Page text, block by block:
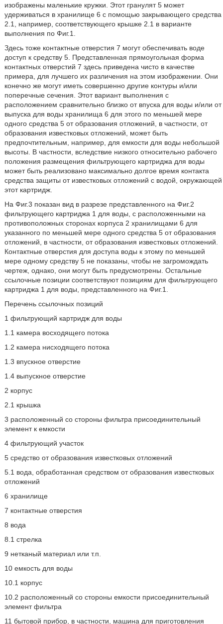
изображены маленькие кружки. Этот гранулят 5 может
удерживаться в хранилище 6 с помощью закрывающего средства
2.1, например, соответствующего крышке 2.1 в варианте
выполнения по Фиг.1.
Здесь тоже контактные отверстия 7 могут обеспечивать воде
доступ к средству 5. Представленная прямоугольная форма
контактных отверстий 7 здесь приведена чисто в качестве
примера, для лучшего их различения на этом изображении. Они
конечно же могут иметь совершенно другие контуры и/или
поперечные сечения. Этот вариант выполнения с
расположением сравнительно близко от впуска для воды и/или от
выпуска для воды хранилища 6 для этого по меньшей мере
одного средства 5 от образования отложений, в частности, от
образования известковых отложений, может быть
предпочтительным, например, для емкости для воды небольшой
высоты. В частности, вследствие низкого относительно рабочего
положения размещения фильтрующего картриджа для воды
может быть реализовано максимально долгое время контакта
средства защиты от известковых отложений с водой, окружающей
этот картридж.
На Фиг.3 показан вид в разрезе представленного на Фиг.2
фильтрующего картриджа 1 для воды, с расположенными на
противоположных сторонах корпуса 2 хранилищами 6 для
указанного по меньшей мере одного средства 5 от образования
отложений, в частности, от образования известковых отложений.
Контактные отверстия для доступа воды к этому по меньшей
мере одному средству 5 не показаны, чтобы не загромождать
чертеж, однако, они могут быть предусмотрены. Остальные
ссылочные позиции соответствуют позициям для фильтрующего
картриджа 1 для воды, представленного на Фиг.1.
Перечень ссылочных позиций
1 фильтрующий картридж для воды
1.1 камера восходящего потока
1.2 камера нисходящего потока
1.3 впускное отверстие
1.4 выпускное отверстие
2 корпус
2.1 крышка
3 расположенный со стороны фильтра присоединительный
элемент к емкости
4 фильтрующий участок
5 средство от образования известковых отложений
5.1 вода, обработанная средством от образования известковых
отложений
6 хранилище
7 контактные отверстия
8 вода
8.1 стрелка
9 нетканый материал или т.п.
10 емкость для воды
10.1 корпус
10.2 расположенный со стороны емкости присоединительный
элемент фильтра
11 бытовой прибор, в частности, машина для приготовления